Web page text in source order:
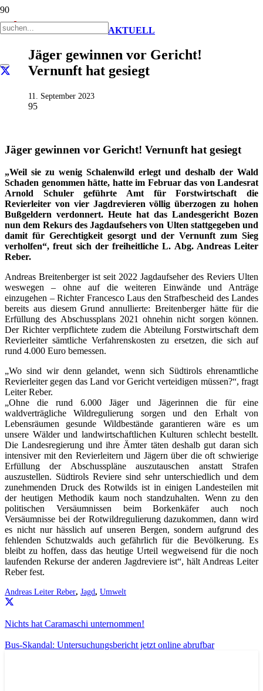
AKTUELL
Jäger gewinnen vor Gericht!
Vernunft hat gesiegt
11. September 2023
95
Jäger gewinnen vor Gericht! Vernunft hat gesiegt
„Weil sie zu wenig Schalenwild erlegt und deshalb der Wald
Schaden genommen hätte, hatte im Februar das von Landesrat
Arnold Schuler geführte Amt für Forstwirtschaft die
Revierleiter von vier Jagdrevieren völlig überzogen zu hohen
Bußgeldern verdonnert. Heute hat das Landesgericht Bozen
nun dem Rekurs des Jagdaufsehers von Ulten stattgegeben und
damit für Gerechtigkeit gesorgt und der Vernunft zum Sieg
verholfen“, freut sich der freiheitliche L. Abg. Andreas Leiter
Reber.
Andreas Breitenberger ist seit 2022 Jagdaufseher des Reviers Ulten
weswegen – ohne auf die weiteren Einwände und Anträge
einzugehen – Richter Francesco Laus den Strafbescheid des Landes
bereits aus diesem Grund annullierte: Breitenberger hätte für die
Erfüllung des Abschussplans 2021 ohnehin nicht sorgen können.
Der Richter verpflichtete zudem die Abteilung Forstwirtschaft dem
Revierleiter sämtliche Verfahrenskosten zu ersetzen, die sich auf
rund 4.000 Euro bemessen.
„Wo sind wir denn gelandet, wenn sich Südtirols ehrenamtliche
Revierleiter gegen das Land vor Gericht verteidigen müssen?“, fragt
Leiter Reber.
„Ohne die rund 6.000 Jäger und Jägerinnen die für eine
waldverträgliche Wildregulierung sorgen und den Erhalt von
Lebensräumen gesunde Wildbestände garantieren wäre es um
unsere Wälder und landwirtschaftlichen Kulturen schlecht bestellt.
Die Landesregierung und ihre Ämter täten deshalb gut daran sich
intensiver mit den Revierleitern und Jägern über die oft schwierige
Erfüllung der Abschusspläne auszutauschen anstatt Strafen
auszustellen. Südtirols Reviere sind sehr unterschiedlich und dem
zunehmenden Druck des Rotwilds ist in einigen Landesteilen mit
der heutigen Methodik kaum noch standzuhalten. Wenn zu den
politischen Versäumnissen beim Borkenkäfer auch noch
Versäumnisse bei der Rotwildregulierung dazukommen, dann wird
es nicht nur hässlich auf unseren Bergen, sondern aufgrund des
fehlenden Schutzwalds auch gefährlich für die Bevölkerung. Es
bleibt zu hoffen, dass das heutige Urteil wegweisend für die noch
laufenden Rekurse der anderen Jagdreviere ist“, hält Andreas Leiter
Reber fest.
Andreas Leiter Reber, Jagd, Umwelt
Nichts hat Caramaschi unternommen!
Bus-Skandal: Untersuchungsbericht jetzt online abrufbar